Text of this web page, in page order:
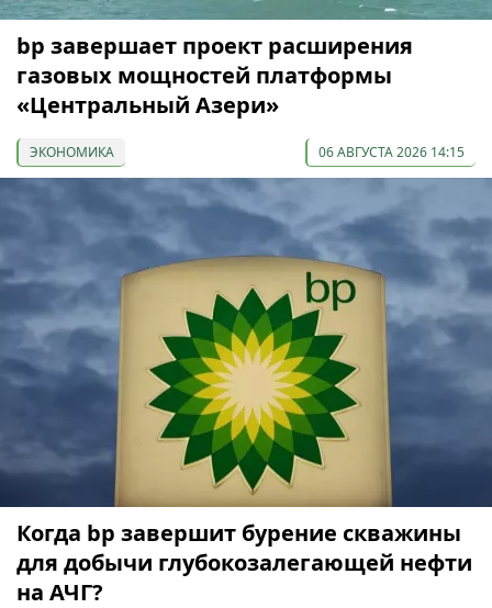
bp завершает проект расширения
газовых мощностей платформы
«Центральный Азери»
ЭКОНОМИКА 06 АВГУСТА 2026 14:15
Когда bp завершит бурение скважины
для добычи глубокозалегающей нефти
на АЧГ?